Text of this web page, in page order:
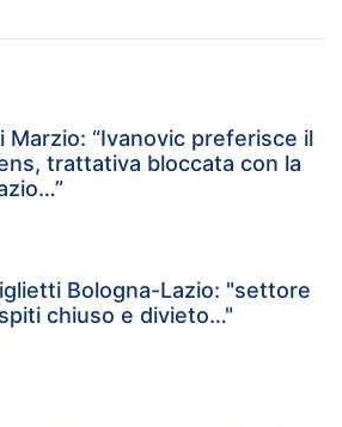
Marzio: “Ivanovic preferisce il
trattativa bloccata con la
Bologna-Lazio: "settore
chiuso e divieto…"